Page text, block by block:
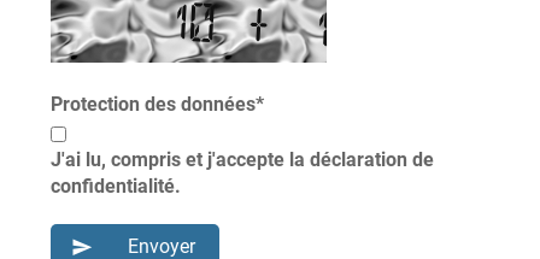
Protection des données*
J'ai lu, compris et j'accepte la déclaration de
confidentialité.